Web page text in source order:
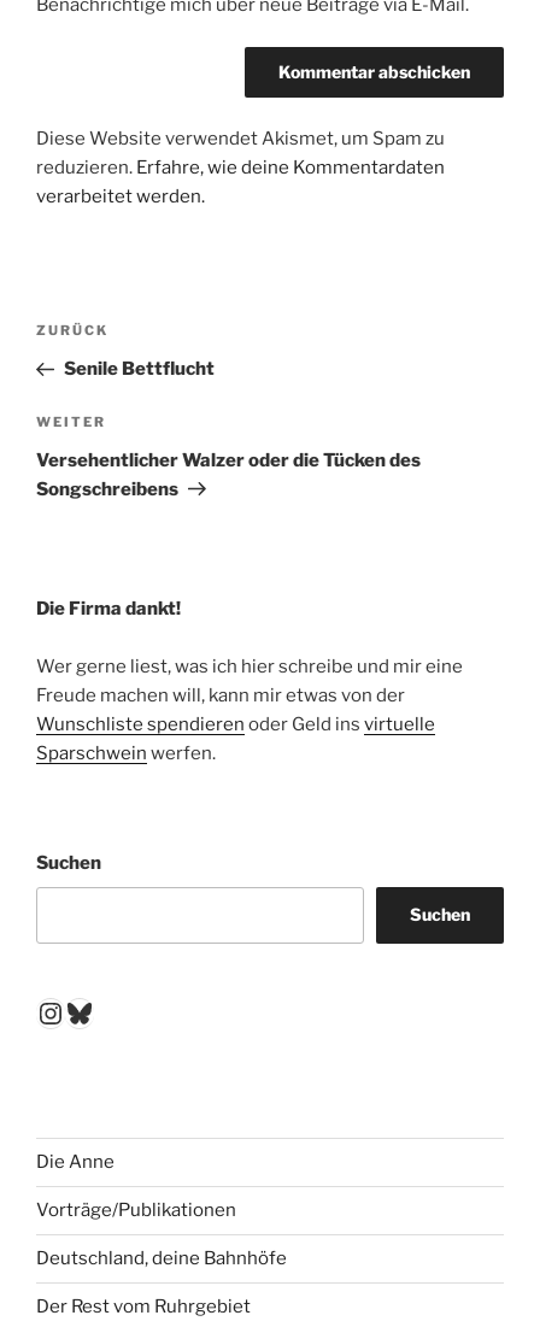
Benachrichtige mich über neue Beiträge via E-Mail.
Diese Website verwendet Akismet, um Spam zu
reduzieren. Erfahre, wie deine Kommentardaten
verarbeitet werden.
Beitragsnavigation
Vorheriger
Beitrag
ZURÜCK
Senile Bettflucht
Nächster
Beitrag
WEITER
Versehentlicher Walzer oder die Tücken des
Songschreibens
Die Firma dankt!
Wer gerne liest, was ich hier schreibe und mir eine
Freude machen will, kann mir etwas von der
Wunschliste spendieren oder Geld ins virtuelle
Sparschwein werfen.
Suchen
Suchen
Instagram
Bluesky
Die Anne
Vorträge/Publikationen
Deutschland, deine Bahnhöfe
Der Rest vom Ruhrgebiet